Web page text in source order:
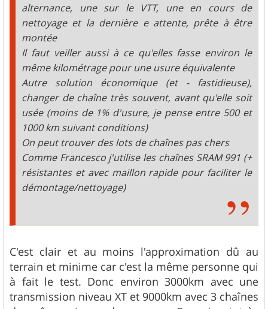
alternance, une sur le VTT, une en cours de
nettoyage et la dernière e attente, prête à être
montée
Il faut veiller aussi à ce qu'elles fasse environ le
même kilométrage pour une usure équivalente
Autre solution économique (et - fastidieuse),
changer de chaîne très souvent, avant qu'elle soit
usée (moins de 1% d'usure, je pense entre 500 et
1000 km suivant conditions)
On peut trouver des lots de chaînes pas chers
Comme Francesco j'utilise les chaînes SRAM 991 (+
résistantes et avec maillon rapide pour faciliter le
démontage/nettoyage)
C'est clair et au moins l'approximation dû au
terrain et minime car c'est la même personne qui
à fait le test. Donc environ 3000km avec une
transmission niveau XT et 9000km avec 3 chaînes